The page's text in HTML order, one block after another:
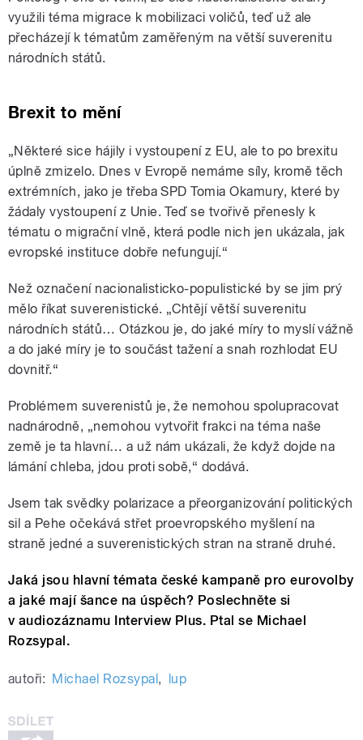
využili téma migrace k mobilizaci voličů, teď už ale
přecházejí k tématům zaměřeným na větší suverenitu
národních států.
Brexit to mění
„Některé sice hájily i vystoupení z EU, ale to po brexitu
úplně zmizelo. Dnes v Evropě nemáme síly, kromě těch
extrémních, jako je třeba SPD Tomia Okamury, které by
žádaly vystoupení z Unie. Teď se tvořivě přenesly k
tématu o migrační vlně, která podle nich jen ukázala, jak
evropské instituce dobře nefungují.“
Než označení nacionalisticko-populistické by se jim prý
mělo říkat suverenistické. „Chtějí větší suverenitu
národních států… Otázkou je, do jaké míry to myslí vážně
a do jaké míry je to součást tažení a snah rozhlodat EU
dovnitř.“
Problémem suverenistů je, že nemohou spolupracovat
nadnárodně, „nemohou vytvořit frakci na téma naše
země je ta hlavní… a už nám ukázali, že když dojde na
lámání chleba, jdou proti sobě,“ dodává.
Jsem tak svědky polarizace a přeorganizování politických
sil a Pehe očekává střet proevropského myšlení na
straně jedné a suverenistických stran na straně druhé.
Jaká jsou hlavní témata české kampaně pro eurovolby
a jaké mají šance na úspěch? Poslechněte si
v audiozáznamu Interview Plus. Ptal se Michael
Rozsypal.
autoři: Michael Rozsypal , lup